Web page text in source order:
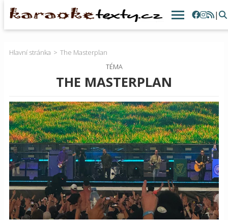
|
Hlavní stránka
The Masterplan
TÉMA
THE MASTERPLAN